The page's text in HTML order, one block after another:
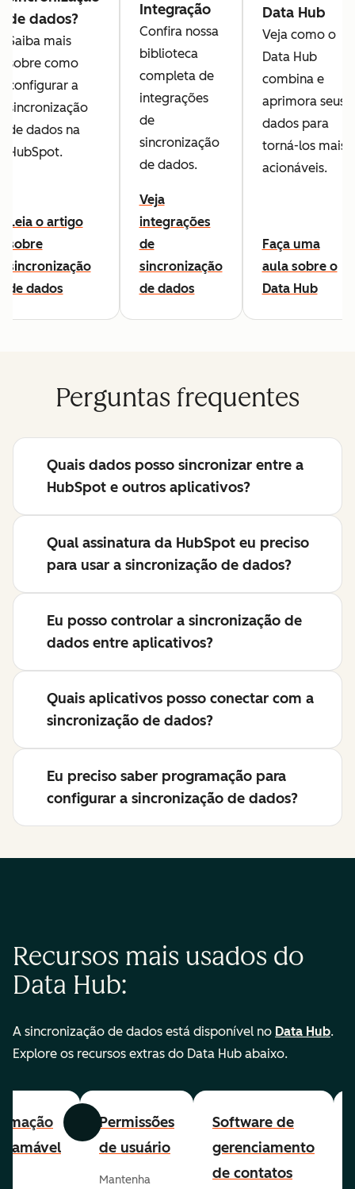
de dados?
Saiba mais
sobre como
configurar a
sincronização
de dados na
HubSpot.
Leia o artigo
sobre
sincronização
de dados
Integração
Confira nossa
biblioteca
completa de
integrações
de
sincronização
de dados.
Veja
integrações
de
sincronização
de dados
Data Hub
Veja como o
Data Hub
combina e
aprimora seus
dados para
torná-los mais
acionáveis.
Faça uma
aula sobre o
Data Hub
Perguntas frequentes
Quais dados posso sincronizar entre a
HubSpot e outros aplicativos?
Qual assinatura da HubSpot eu preciso
para usar a sincronização de dados?
Eu posso controlar a sincronização de
dados entre aplicativos?
Quais aplicativos posso conectar com a
sincronização de dados?
Eu preciso saber programação para
configurar a sincronização de dados?
Recursos mais usados do
Data Hub:
A sincronização de dados está disponível no Data Hub.
Explore os recursos extras do Data Hub abaixo.
Anterior Avançar
Permissões
de usuário
Mantenha
Software de
gerenciamento
de contatos